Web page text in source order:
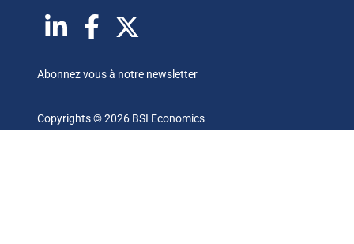
Abonnez vous à notre newsletter
Copyrights © 2026 BSI Economics
Les publications reflètent les opinions personnelles des